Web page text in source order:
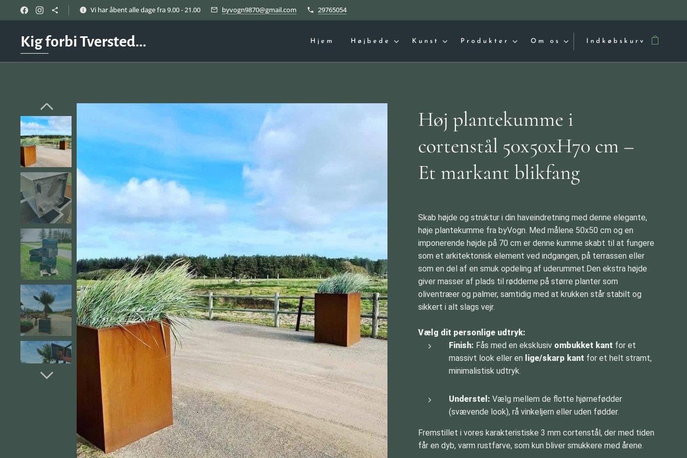
Vi har åbent alle dage fra 9.00 - 21.00 byvogn9870@gmail.com 29765054
Kig forbi Tversted... Hjem Højbede Kunst Produkter Om os Indkøbskurv
Høj plantekumme i
cortenstål 50x50xH70 cm –
Et markant blikfang
Skab højde og struktur i din haveindretning med denne elegante,
høje plantekumme fra byVogn. Med målene 50x50 cm og en
imponerende højde på 70 cm er denne kumme skabt til at fungere
som et arkitektonisk element ved indgangen, på terrassen eller
som en del af en smuk opdeling af uderummet.Den ekstra højde
giver masser af plads til rødderne på større planter som
oliventræer og palmer, samtidig med at krukken står stabilt og
sikkert i alt slags vejr.
Vælg dit personlige udtryk:
Finish: Fås med en eksklusiv ombukket kant for et
massivt look eller en lige/skarp kant for et helt stramt,
minimalistisk udtryk.
Understel: Vælg mellem de flotte hjørnefødder
(svævende look), rå vinkeljern eller uden fødder.
Fremstillet i vores karakteristiske 3 mm cortenstål, der med tiden
får en dyb, varm rustfarve, som kun bliver smukkere med årene.